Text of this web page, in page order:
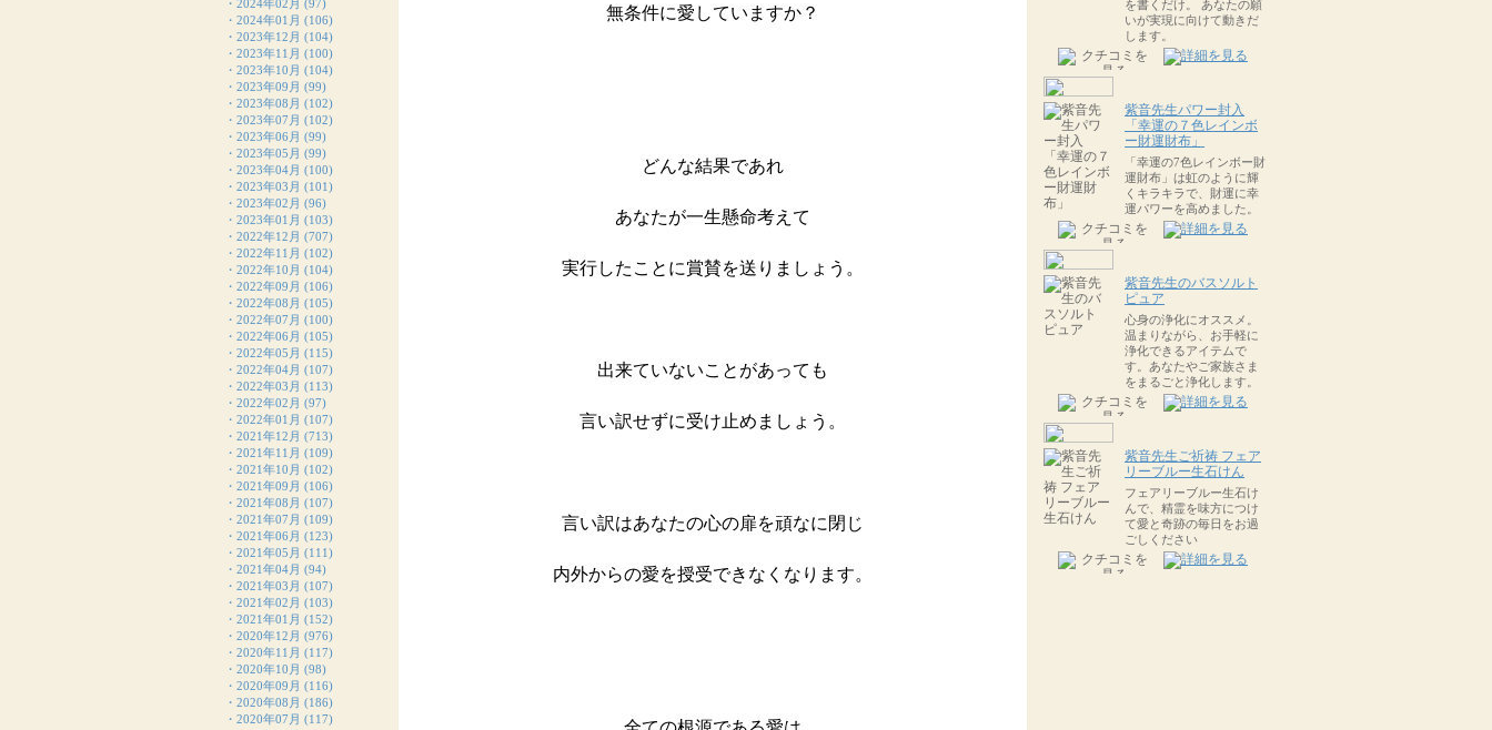
無条件に愛していますか？
どんな結果であれ
あなたが一生懸命考えて
実行したことに賞賛を送りましょう。
出来ていないことがあっても
言い訳せずに受け止めましょう。
言い訳はあなたの心の扉を頑なに閉じ
内外からの愛を授受できなくなります。
を書くだけ。 あなたの願
いが実現に向けて動きだ
します。
紫音先生パワー封入
「幸運の７色レインボ
ー財運財布」
「幸運の7色レインボー財
運財布」は虹のように輝
くキラキラで、財運に幸
運パワーを高めました。
紫音先生のバスソルト
ピュア
心身の浄化にオススメ。
温まりながら、お手軽に
浄化できるアイテムで
す。あなたやご家族さま
をまるごと浄化します。
紫音先生ご祈祷 フェア
リーブルー生石けん
フェアリーブルー生石け
んで、精霊を味方につけ
て愛と奇跡の毎日をお過
ごしください
・ 2024年02月 (97)
・ 2024年01月 (106)
・ 2023年12月 (104)
・ 2023年11月 (100)
・ 2023年10月 (104)
・ 2023年09月 (99)
・ 2023年08月 (102)
・ 2023年07月 (102)
・ 2023年06月 (99)
・ 2023年05月 (99)
・ 2023年04月 (100)
・ 2023年03月 (101)
・ 2023年02月 (96)
・ 2023年01月 (103)
・ 2022年12月 (707)
・ 2022年11月 (102)
・ 2022年10月 (104)
・ 2022年09月 (106)
・ 2022年08月 (105)
・ 2022年07月 (100)
・ 2022年06月 (105)
・ 2022年05月 (115)
・ 2022年04月 (107)
・ 2022年03月 (113)
・ 2022年02月 (97)
・ 2022年01月 (107)
・ 2021年12月 (713)
・ 2021年11月 (109)
・ 2021年10月 (102)
・ 2021年09月 (106)
・ 2021年08月 (107)
・ 2021年07月 (109)
・ 2021年06月 (123)
・ 2021年05月 (111)
・ 2021年04月 (94)
・ 2021年03月 (107)
・ 2021年02月 (103)
・ 2021年01月 (152)
・ 2020年12月 (976)
・ 2020年11月 (117)
・ 2020年10月 (98)
・ 2020年09月 (116)
・ 2020年08月 (186)
・ 2020年07月 (117)